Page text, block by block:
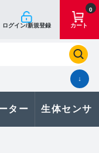
ログイン/新規登録
0
カート
↓
ター 生体センサ
購入履歴
こちら